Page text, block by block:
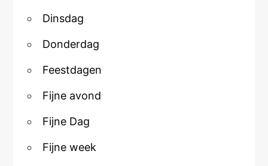
Dinsdag
Donderdag
Feestdagen
Fijne avond
Fijne Dag
Fijne week